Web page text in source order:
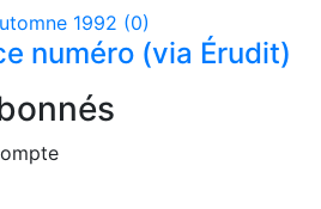
1992 (0)
numéro (via Érudit)